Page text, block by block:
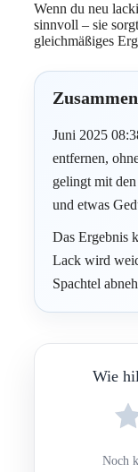
Wenn du neu
sinnvoll – sie
gleichmäßiges
Juni 2025
entfernen,
gelingt mit
und etwas
Das Ergebnis
Lack wird
Spachtel
Wie
Noch